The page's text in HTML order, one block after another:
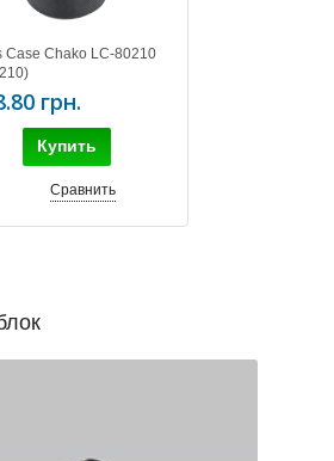
Case Chako LC-80210
грн.
Купить
Сравнить